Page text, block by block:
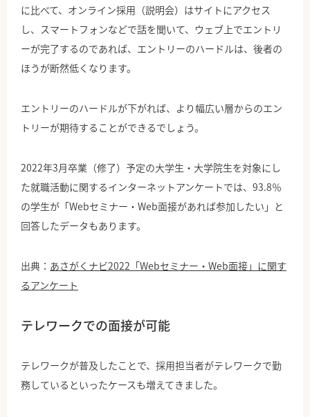
に比べて、オンライン採用（説明会）はサイトにアクセス
し、スマートフォンなどで話を聞いて、ウェブ上でエントリ
ーが完了するのであれば、エントリーのハードルは、後者の
ほうが断然低くなります。
エントリーのハードルが下がれば、より幅広い層からのエン
トリーが期待することができるでしょう。
2022年3月卒業（修了）予定の大学生・大学院生を対象にし
た就職活動に関するインターネットアンケートでは、93.8％
の学生が「Webセミナー・Web面接があれば参加したい」と
回答したデータもあります。
出典： あさがくナビ2022「Webセミナー・Web面接」に関す
るアンケート
テレワークでの面接が可能
テレワークが普及したことで、採用担当者がテレワークで勤
務しているといったケースも増えてきました。